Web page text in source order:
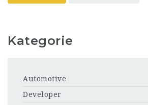
Kategorie
Automotive
Developer